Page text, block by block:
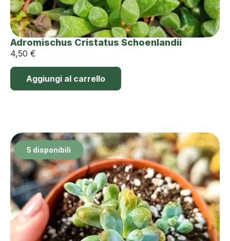
Adromischus Cristatus Schoenlandii
4,50 €
Aggiungi al carrello
5 disponibili